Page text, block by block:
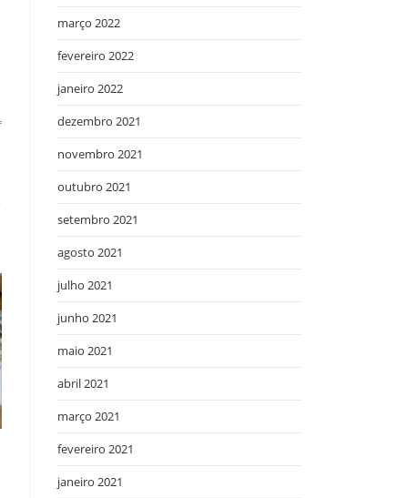
março 2022
fevereiro 2022
janeiro 2022
dezembro 2021
novembro 2021
outubro 2021
setembro 2021
agosto 2021
julho 2021
junho 2021
maio 2021
abril 2021
março 2021
fevereiro 2021
janeiro 2021